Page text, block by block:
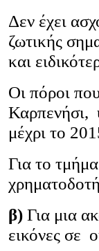
Δεν έχει
ζωτικής
και
Οι πόροι
Καρπενήσι,
μέχρι το
Για το
β) Για μια
εικόνες σε